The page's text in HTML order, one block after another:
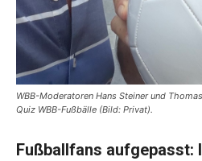
WBB-Moderatoren Hans Steiner und
Quiz WBB-Fußbälle (Bild: Privat).
Fußballfans aufgepasst: